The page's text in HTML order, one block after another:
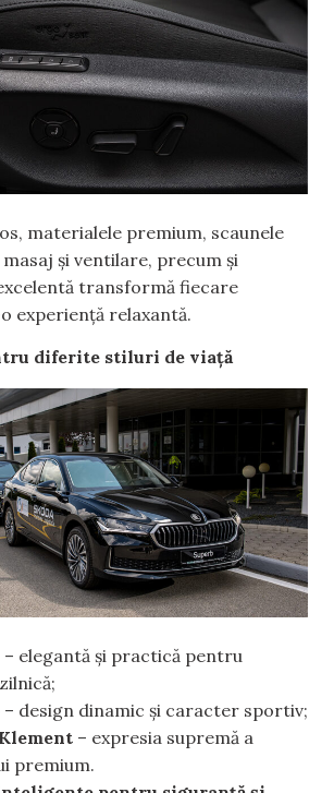
materialele premium, scaunele
și ventilare, precum și
transformă fiecare
experiență relaxantă.
diferite stiluri de viață
– elegantă și practică pentru
– design dinamic și caracter sportiv;
– expresia supremă a
premium.